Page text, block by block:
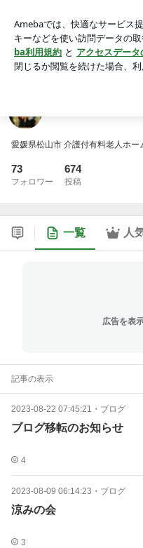
アプリをダウンロードして
ょう。
愛媛県松山市 介護付有料老人ホ
73
フォロワー
674
投稿
一覧 人
広告を表
記事の表示
2023-08-22 07:45:21 ・ ブログ
ブログ移転のお知らせ
4
2023-08-09 06:14:23 ・ ブログ
涼みの会
3